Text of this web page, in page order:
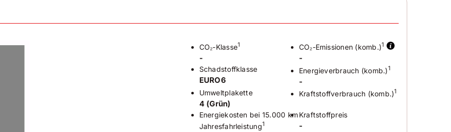
CO₂-Klasse1
-
CO₂-Emissionen (komb.)1
-
Schadstoffklasse
EURO6
Energieverbrauch (komb.)1
-
Umweltplakette
4 (Grün)
Kraftstoffverbrauch (komb.)1
Energiekosten bei 15.000 km
Jahresfahrleistung1
Kraftstoffpreis
-